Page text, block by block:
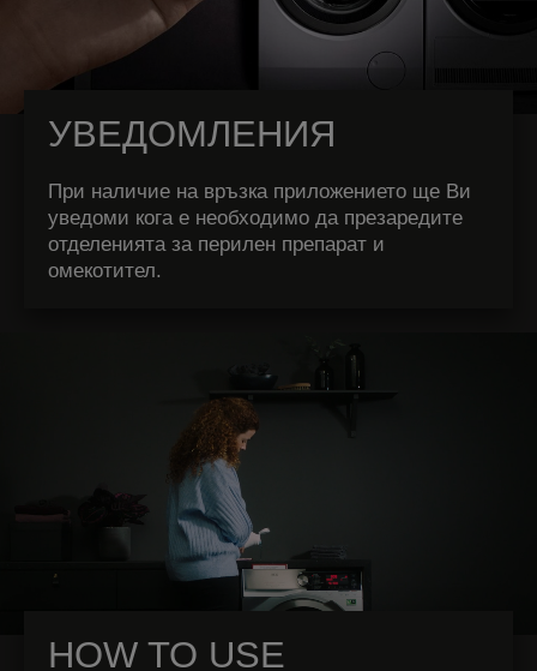
УВЕДОМЛЕНИЯ
При наличие на връзка приложението ще Ви
уведоми кога е необходимо да презаредите
отделенията за перилен препарат и
омекотител.
HOW TO USE